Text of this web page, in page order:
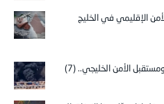
الإقليمي في الخليج
الأمن الخليجي.. (7)